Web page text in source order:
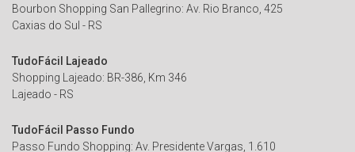
Bourbon Shopping San Pallegrino: Av. Rio Branco, 425
Caxias do Sul - RS
TudoFácil Lajeado
Shopping Lajeado: BR-386, Km 346
Lajeado - RS
TudoFácil Passo Fundo
Passo Fundo Shopping: Av. Presidente Vargas, 1.610